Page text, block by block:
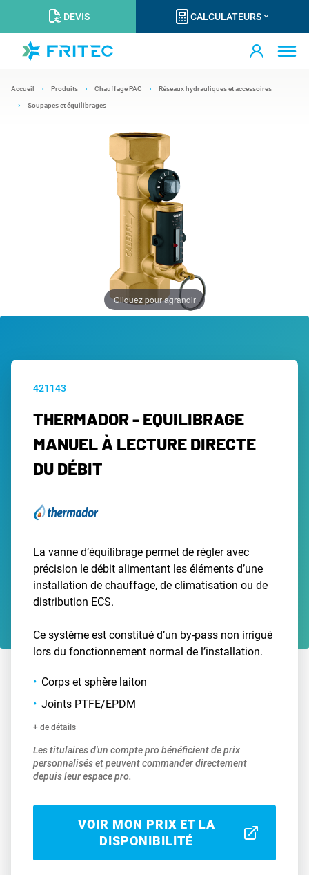
DEVIS CALCULATEURS
Accueil Produits Chauffage PAC Réseaux hydrauliques et accessoires
Soupapes et équilibrages
Cliquez pour agrandir
421143
THERMADOR - EQUILIBRAGE
MANUEL À LECTURE DIRECTE
DU DÉBIT
La vanne d’équilibrage permet de régler avec
précision le débit alimentant les éléments d’une
installation de chauffage, de climatisation ou de
distribution ECS.
Ce système est constitué d’un by-pass non irrigué
lors du fonctionnement normal de l’installation.
Corps et sphère laiton
Joints PTFE/EPDM
+ de détails
Les titulaires d'un compte pro bénéficient de prix
personnalisés et peuvent commander directement
depuis leur espace pro.
VOIR MON PRIX ET LA
DISPONIBILITÉ